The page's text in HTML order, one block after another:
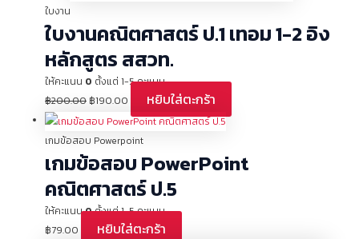
ใบงาน
ใบงานคณิตศาสตร์ ป.1 เทอม 1-2 อิง
หลักสูตร สสวท.
ให้คะแนน 0 ตั้งแต่ 1-5 คะแนน
฿200.00 ฿190.00 หยิบใส่ตะกร้า
เกมข้อสอบ Powerpoint
เกมข้อสอบ PowerPoint
คณิตศาสตร์ ป.5
ให้คะแนน0ตั้งแต่ 1-5 คะแนน
฿79.00 หยิบใส่ตะกร้า